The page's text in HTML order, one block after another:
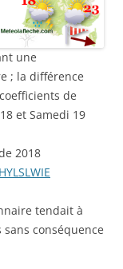
une
; la différence
de
et Samedi 19
2018
tendait à
conséquence